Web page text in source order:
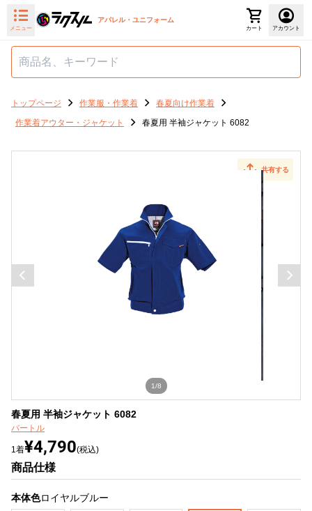
メニュー
アパレル・ユニフォーム
カート アカウント
トップページ 作業服・作業着
春夏向け作業着
作業着アウター・ジャケット
春夏用 半袖ジャケット 6082
共有する
1/8
春夏用 半袖ジャケット 6082
バートル
1着¥4,790(税込)
商品仕様
本体色ロイヤルブルー